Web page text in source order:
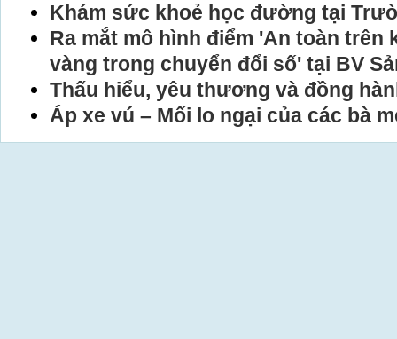
Khám sức khoẻ học đường tại
Ra mắt mô hình điểm 'An toàn trên
vàng trong chuyển đổi số' tại BV
Thấu hiểu, yêu thương và đồng
Áp xe vú – Mối lo ngại của các bà